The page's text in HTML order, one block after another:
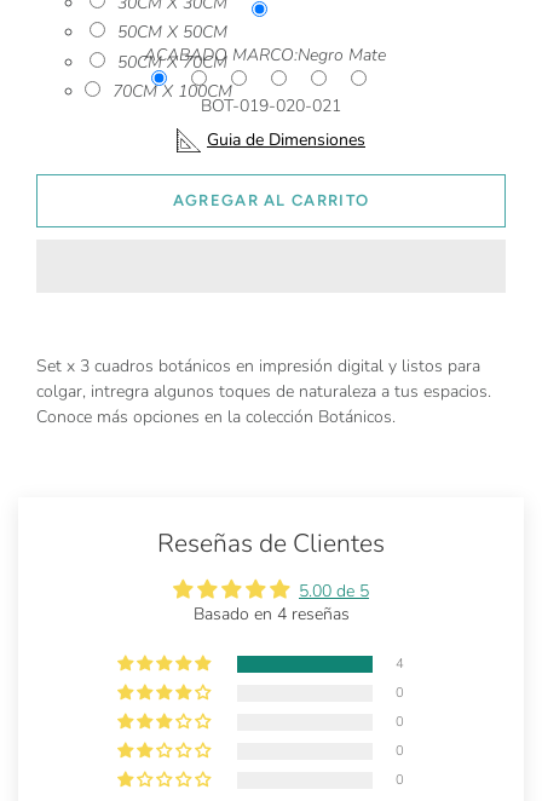
50CM X 50CM
50CM X 70CM
70CM X 100CM
ACABADO MARCO:Negro Mate
BOT-019-020-021
Guia de Dimensiones
AGREGAR AL CARRITO
Set x 3 cuadros botánicos en impresión digital y listos para
colgar, intregra algunos toques de naturaleza a tus espacios.
Conoce más opciones en la colección Botánicos.
Reseñas de Clientes
5.00 de 5
Basado en 4 reseñas
4
0
0
0
0